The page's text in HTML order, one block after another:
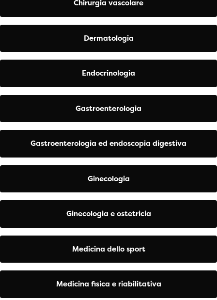
Chirurgia vascolare
Dermatologia
Endocrinologia
Gastroenterologia
Gastroenterologia ed endoscopia digestiva
Ginecologia
Ginecologia e ostetricia
Medicina dello sport
Medicina fisica e riabilitativa